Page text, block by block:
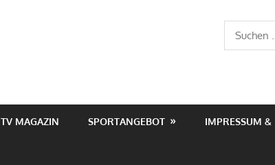
Suchen
nach:
TV MAGAZIN SPORTANGEBOT IMPRESSUM &